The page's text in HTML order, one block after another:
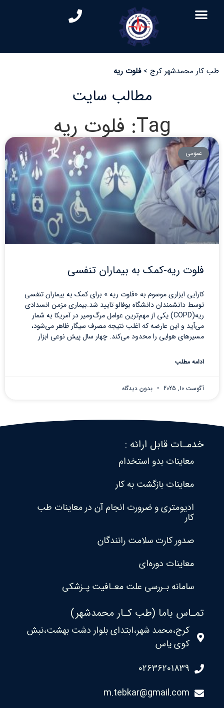
طب کار محمدشهر کرج >فلوت ریه
مطالب سایت
Tag: فلوت ریه
عمومی
فلوت ریه-کمک به بیماران تنفسی
کارآیی ابزاری موسوم به «فلوت ریه » برای کمک به بیماران تنفسی
توسط دانشمندان دانشگاه بوفالو تایید شد.بیماری مزمن انسدادی
ریه(COPD) یکی از مهم‌ترین عوامل مرگ‌ومیر در آمریکا به شمار
می‌آید و این عارضه که اغلب نتیجه مصرف سیگار ظاهر می‌شود،
مسیرهای هوایی را محدود می‌کند. چهار سال پیش نوعی ابزار
ادامه مطلب
آگوست 10, 2025 بدون دیدگاه
خدمـات قابل ارائه :
معاینات بدو استخدام
معاینات بازگشت به کار
ادیومتری و ضرورت انجام آن در معاینات طب
کار
صدور کارت سلامت رانندگان
معاینات دوره‌ای
سامانه بـررسی علت معـافیت پـزشکی
تمـاس باما (طب کـار محمدشهر)
کرج،محمد شهر،ابتدای بلوار دشت بهشت،نبش
کوی یاس
02636201839
m.tebkar@gmail.com